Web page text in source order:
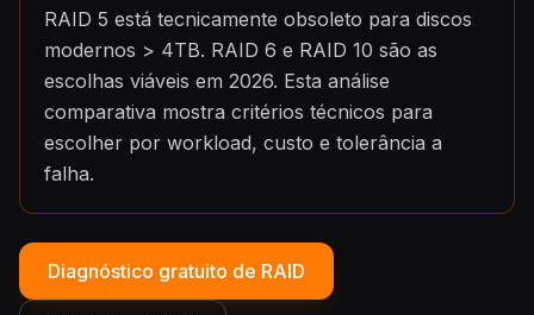
RAID 5 está tecnicamente obsoleto para discos
modernos > 4TB. RAID 6 e RAID 10 são as
escolhas viáveis em 2026. Esta análise
comparativa mostra critérios técnicos para
escolher por workload, custo e tolerância a
falha.
Diagnóstico gratuito de RAID